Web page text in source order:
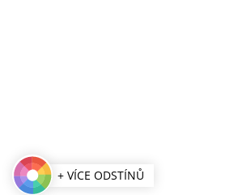
+ VÍCE ODSTÍNŮ